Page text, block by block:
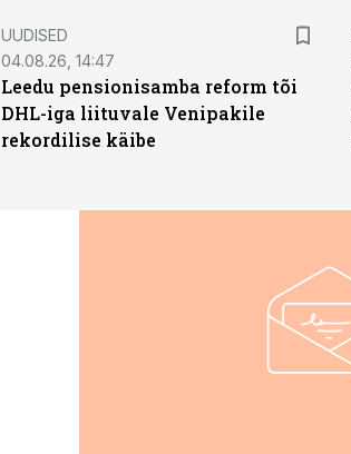
UUDISED
04.08.26, 14:47
Leedu pensionisamba reform tõi
DHL-iga liituvale Venipakile
rekordilise käibe